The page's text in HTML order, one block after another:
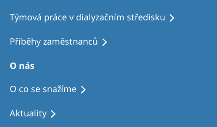
Týmová práce v dialyzačním středisku
Příběhy zaměstnanců
O nás
O co se snažíme
Aktuality